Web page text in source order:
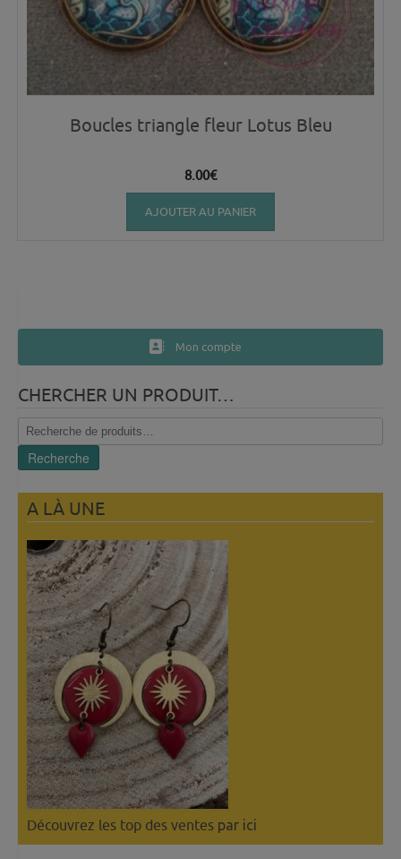
Boucles triangle fleur Lotus Bleu
8.00€
AJOUTER AU PANIER
Mon compte
CHERCHER UN PRODUIT…
Recherche
pour :
Recherche
A LÀ UNE
Découvrez les top des ventes par ici